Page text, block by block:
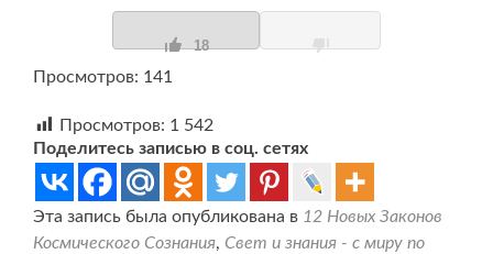
18
Просмотров: 141
Просмотров: 1 542
Поделитесь записью в соц. сетях
Эта запись была опубликована в 12 Новых Законов
Космического Сознания, Свет и знания - с миру по